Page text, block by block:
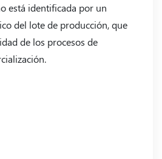
está identificada por un
del lote de producción, que
de los procesos de